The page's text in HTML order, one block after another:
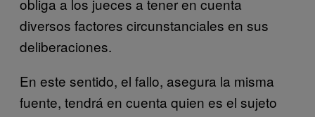
obliga a los jueces a tener en cuenta
diversos factores circunstanciales en sus
deliberaciones.
En este sentido, el fallo, asegura la misma
fuente, tendrá en cuenta quien es el sujeto